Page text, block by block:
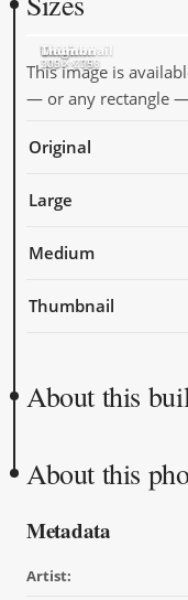
Original
1200 × 900
Large
1024 × 768
Medium
500 × 375
Thumbnail
205 × 205
This image is
— or any rectangle
Original
Large
Medium
Thumbnail
About this
About this
Metadata
Artist: